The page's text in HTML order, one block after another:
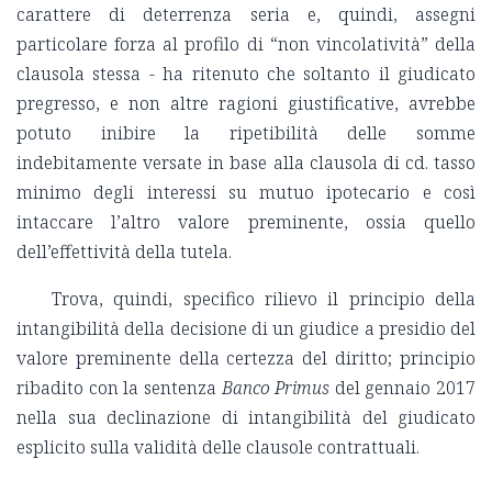
carattere di deterrenza seria e, quindi, assegni
particolare forza al profilo di “non vincolatività” della
clausola stessa - ha ritenuto che soltanto il giudicato
pregresso, e non altre ragioni giustificative, avrebbe
potuto inibire la ripetibilità delle somme
indebitamente versate in base alla clausola di cd. tasso
minimo degli interessi su mutuo ipotecario e così
intaccare l’altro valore preminente, ossia quello
dell’effettività della tutela.
Trova, quindi, specifico rilievo il principio della
intangibilità della decisione di un giudice a presidio del
valore preminente della certezza del diritto; principio
ribadito con la sentenzaBanco Primus del gennaio 2017
nella sua declinazione di intangibilità del giudicato
esplicito sulla validità delle clausole contrattuali.